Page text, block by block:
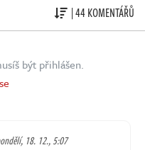
| 44 KOMENTÁŘŮ
být přihlášen.
18. 12., 5:07